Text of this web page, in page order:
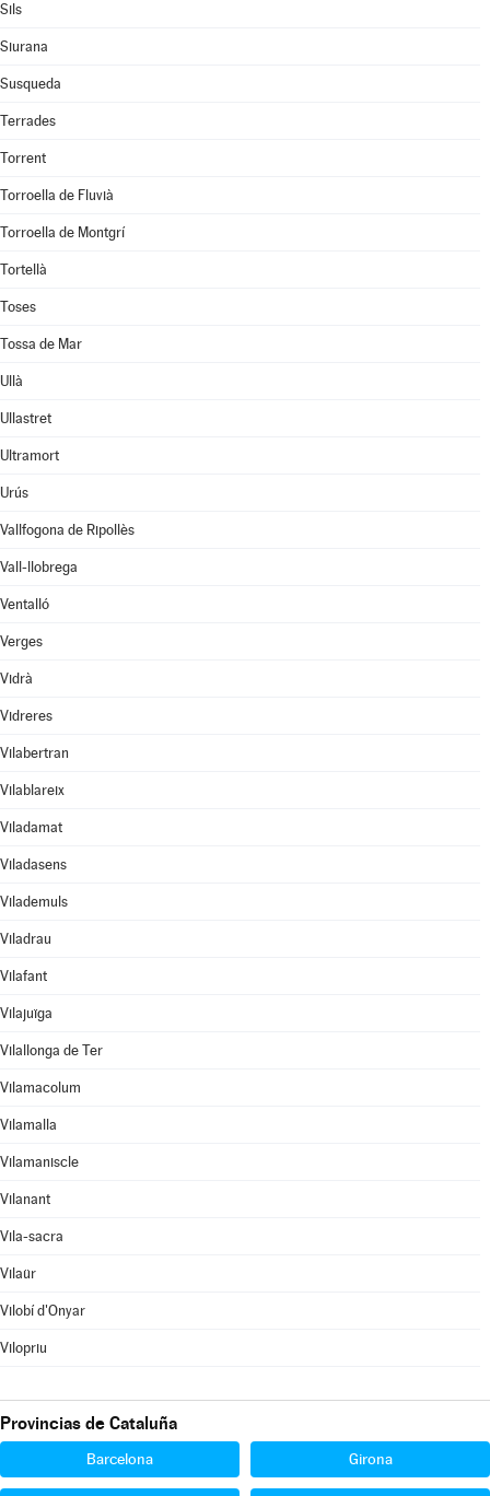
Sils
Siurana
Susqueda
Terrades
Torrent
Torroella de Fluvià
Torroella de Montgrí
Tortellà
Toses
Tossa de Mar
Ullà
Ullastret
Ultramort
Urús
Vallfogona de Ripollès
Vall-llobrega
Ventalló
Verges
Vidrà
Vidreres
Vilabertran
Vilablareix
Viladamat
Viladasens
Vilademuls
Viladrau
Vilafant
Vilajuïga
Vilallonga de Ter
Vilamacolum
Vilamalla
Vilamaniscle
Vilanant
Vila-sacra
Vilaür
Vilobí d'Onyar
Vilopriu
Provincias de Cataluña
Barcelona Girona